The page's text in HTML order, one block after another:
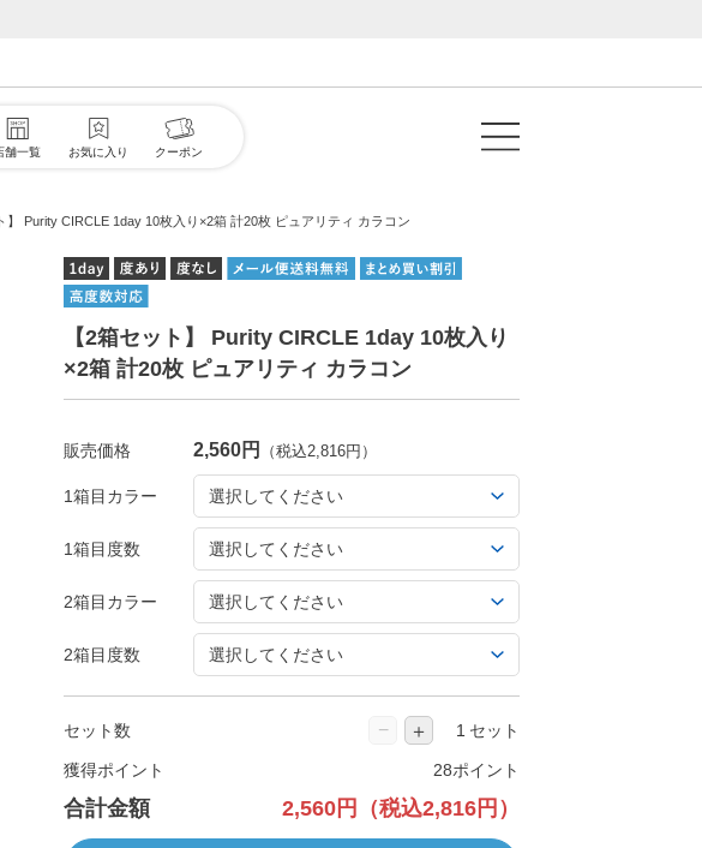
】 Purity CIRCLE 1day 10枚入り×2箱 計20枚 ピュアリティ カラコン
【2箱セット】 Purity CIRCLE 1day 10枚入り
×2箱 計20枚 ピュアリティ カラコン
販売価格 2,560円 （税込2,816円）
1箱目カラー
1箱目度数
2箱目カラー
2箱目度数
セット数 − ＋ セット
獲得ポイント 28ポイント
合計金額 2,560円 （税込2,816円）
舗一覧 お気に入り クーポン